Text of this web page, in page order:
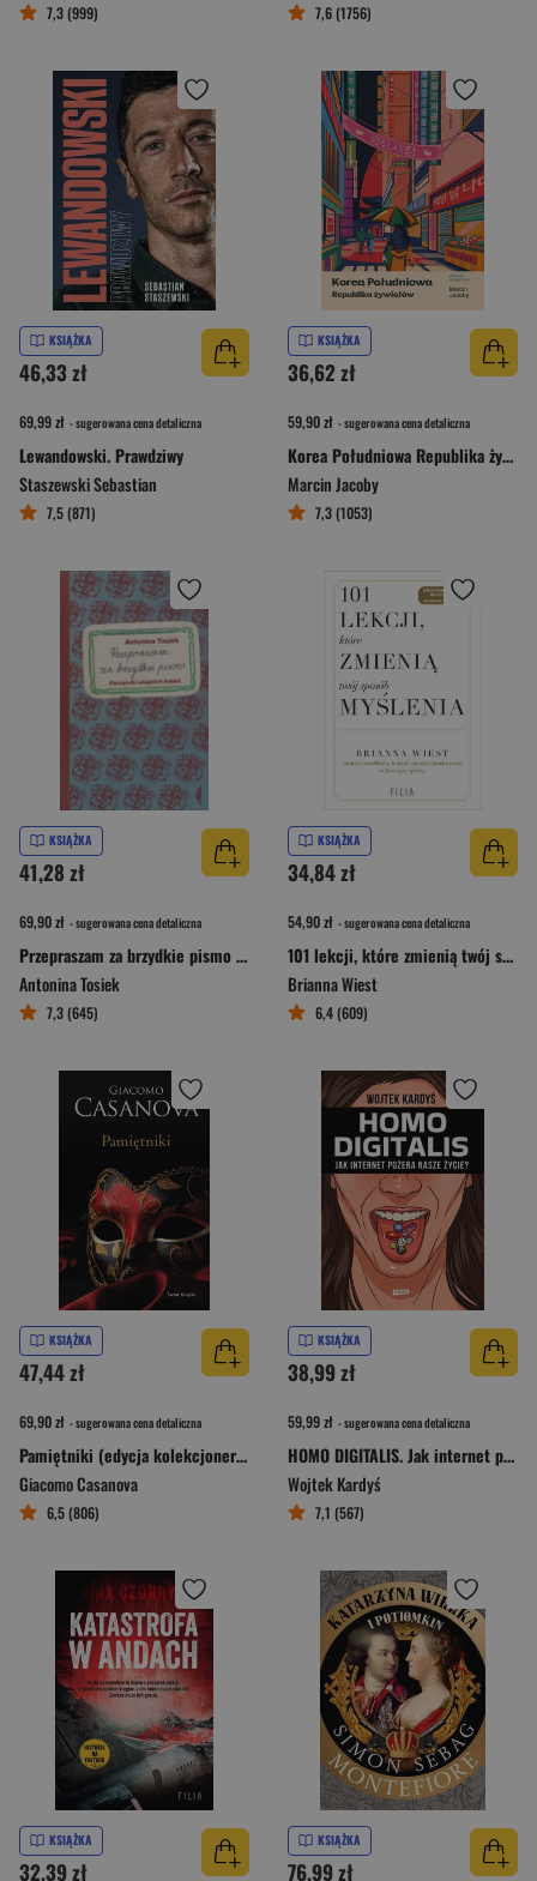
7,3 (999) 7,6 (1756)
KSIĄŻKA
46,33 zł
69,99 zł - sugerowana cena detaliczna
Lewandowski. Prawdziwy
Staszewski Sebastian
7,5 (871)
KSIĄŻKA
36,62 zł
59,90 zł - sugerowana cena detaliczna
Korea Południowa Republika żywiołów
Marcin Jacoby
7,3 (1053)
KSIĄŻKA
41,28 zł
69,90 zł - sugerowana cena detaliczna
Przepraszam za brzydkie pismo Pamiętniki wiejskich kobiet
Antonina Tosiek
7,3 (645)
KSIĄŻKA
34,84 zł
54,90 zł - sugerowana cena detaliczna
101 lekcji, które zmienią twój sposób myślenia
Brianna Wiest
6,4 (609)
KSIĄŻKA
47,44 zł
69,90 zł - sugerowana cena detaliczna
Pamiętniki (edycja kolekcjonerska)
Giacomo Casanova
6,5 (806)
KSIĄŻKA
38,99 zł
59,99 zł - sugerowana cena detaliczna
HOMO DIGITALIS. Jak internet pożera nasze życie?
Wojtek Kardyś
7,1 (567)
KSIĄŻKA
32,39 zł
KSIĄŻKA
76,99 zł